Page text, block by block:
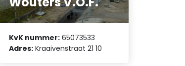
KvK nummer: 65073533
Adres: Kraaivenstraat 21 10